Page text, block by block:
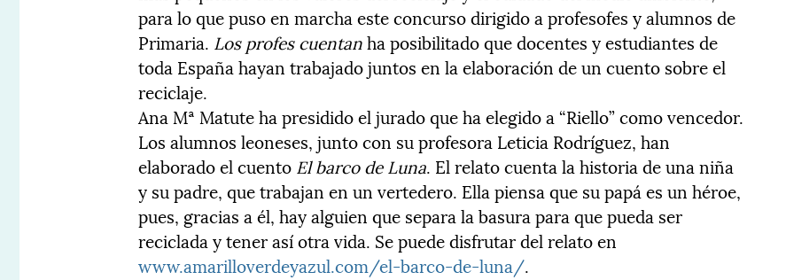
para lo que puso en marcha este concurso dirigido a profesofes y alumnos de
Primaria. Los profes cuentanha posibilitado que docentes y estudiantes de
toda España hayan trabajado juntos en la elaboración de un cuento sobre el
reciclaje.
Ana Mª Matute ha presidido el jurado que ha elegido a “Riello” como vencedor.
Los alumnos leoneses, junto con su profesora Leticia Rodríguez, han
elaborado el cuento El barco de Luna. El relato cuenta la historia de una niña
y su padre, que trabajan en un vertedero. Ella piensa que su papá es un héroe,
pues, gracias a él, hay alguien que separa la basura para que pueda ser
reciclada y tener así otra vida. Se puede disfrutar del relato en
www.amarilloverdeyazul.com/el-barco-de-luna/.